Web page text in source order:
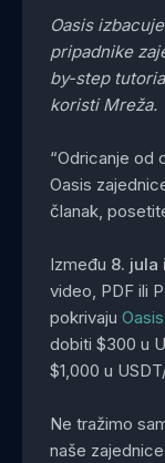
Oasis
pripadnike
by-step
koristi Mreža.
“Odricanje od
Oasis
članak,
Između 8. jula
video, PDF ili
pokrivaju
dobiti $300 u
$1,000 u
Ne tražimo
naše